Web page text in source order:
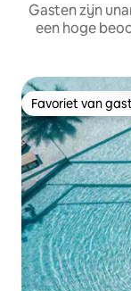
Gasten zijn
een hoge
Favoriet van
Favoriet van